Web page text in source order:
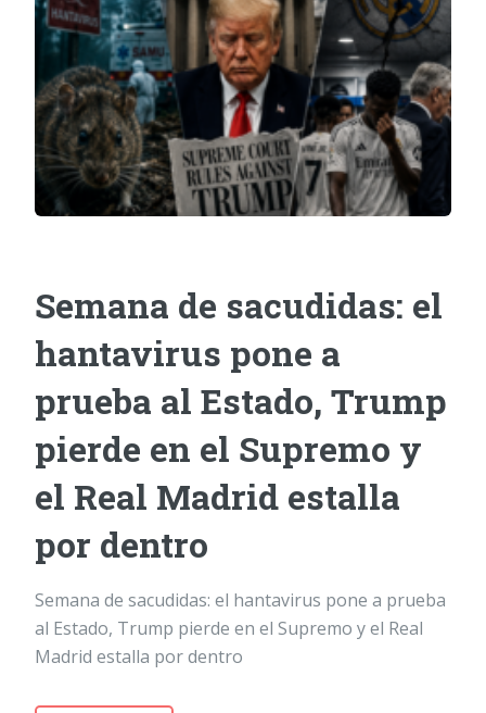
Semana de sacudidas: el
hantavirus pone a
prueba al Estado, Trump
pierde en el Supremo y
el Real Madrid estalla
por dentro
Semana de sacudidas: el hantavirus pone a prueba
al Estado, Trump pierde en el Supremo y el Real
Madrid estalla por dentro